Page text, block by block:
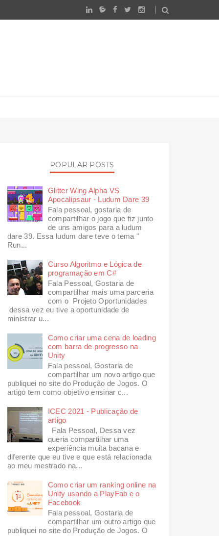
POPULAR POSTS
Glitter Wing Alpha VS
Apocalipsaur - Ludum Dare 39
Fala pessoal, gostaria de
compartilhar o jogo que fiz junto
de uns amigos para a ludum
dare 39. Essa ludum dare teve o tema "
Run...
Curso Algoritmo e Lógica de
programação em C#
Fala Pessoal, Gostaria de
compartilhar mais uma parceria
com o Projeto Oportunidades
dessa vez eu tive a oportunidade de
ministrar u...
Como criar uma cena de loading
com barra de progresso na
Unity
Fala pessoal, Gostaria de
compartilhar um novo artigo que
publiquei no site do Produção de Jogos. O
artigo tem como objetivo ensinar c...
ICEC 2021 - Publicação de
artigo
Fala Pessoal, Dessa vez
queria compartilhar uma
experiência muita bacana e
diferente que eu tive e que está relacionada
ao meu mestrado na...
Como criar um ranking online na
Unity usando a PlayFab e o
Facebook
Fala pessoal, Gostaria de
compartilhar um outro artigo que
publiquei no site do Produção de Jogos. O